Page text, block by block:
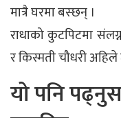
मात्रै घरमा बस्छन् ।
राधाको कुटपिटमा
र किस्मती चौधरी
यो पनि